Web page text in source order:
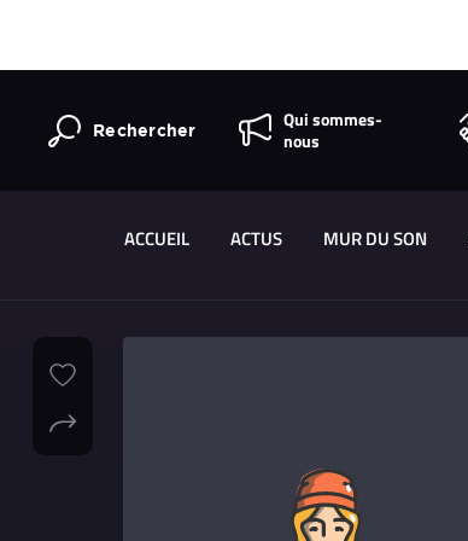
Rechercher
Qui sommes-
nous
ACCUEIL ACTUS MUR DU SON